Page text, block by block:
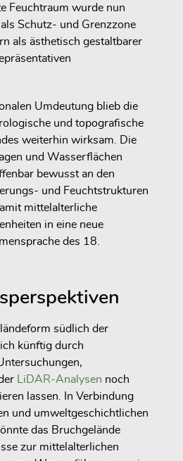
Feuchtraum wurde nun
Schutz- und Grenzzone
als ästhetisch gestaltbarer
Umdeutung blieb die
und topografische
weiterhin wirksam. Die
und Wasserflächen
bewusst an den
und Feuchtstrukturen
mittelalterliche
in eine neue
des 18.
südlich der
künftig durch
LiDAR-Analysen noch
lassen. In Verbindung
und umweltgeschichtlichen
das Bruchgelände
zur mittelalterlichen